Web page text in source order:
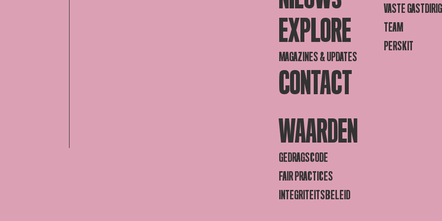
EXPLORE
MAGAZINES & UPDATES
CONTACT
VASTE
TEAM
PERSKIT
WAARDEN
GEDRAGSCODE
FAIR PRACTICES
INTEGRITEITSBELEID